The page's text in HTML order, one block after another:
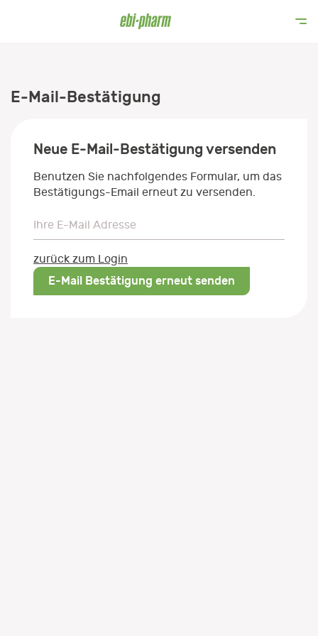
E-Mail-Bestätigung
Neue E-Mail-Bestätigung versenden
Benutzen Sie nachfolgendes Formular, um das
Bestätigungs-Email erneut zu versenden.
Ihre E-Mail Adresse
Ihre E-Mail Adresse
zurück zum Login
E-Mail Bestätigung erneut senden